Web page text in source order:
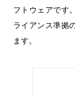
フトウェアです
ライアンス準拠
ます。